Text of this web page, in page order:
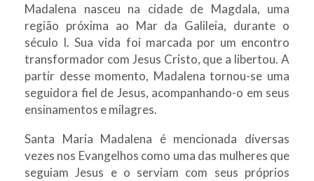
Madalena nasceu na cidade de Magdala, uma
região próxima ao Mar da Galileia, durante o
século I. Sua vida foi marcada por um encontro
transformador com Jesus Cristo, que a libertou. A
partir desse momento, Madalena tornou-se uma
seguidora fiel de Jesus, acompanhando-o em seus
ensinamentos e milagres.
Santa Maria Madalena é mencionada diversas
vezes nos Evangelhos como uma das mulheres que
seguiam Jesus e o serviam com seus próprios